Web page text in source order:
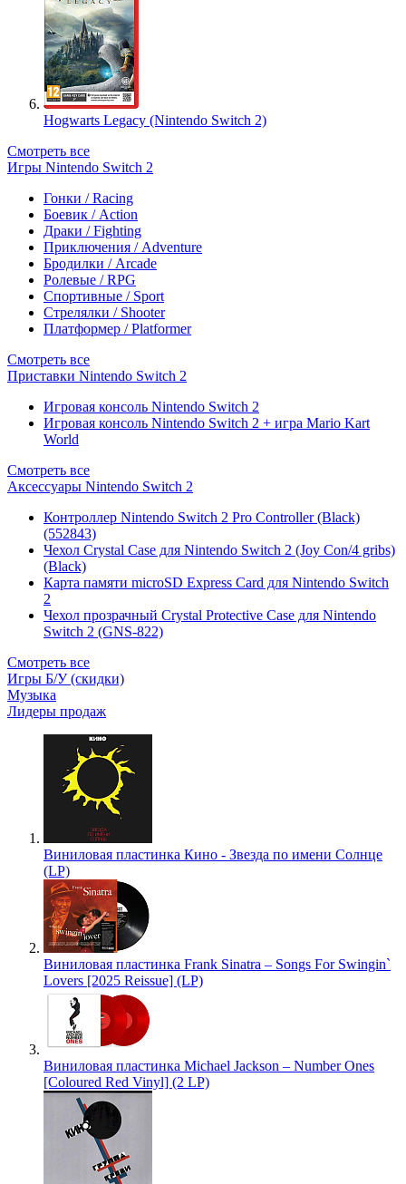
Hogwarts Legacy (Nintendo Switch 2)
Смотреть все
Игры Nintendo Switch 2
Гонки / Racing
Боевик / Action
Драки / Fighting
Приключения / Adventure
Бродилки / Arcade
Ролевые / RPG
Спортивные / Sport
Стрелялки / Shooter
Платформер / Platformer
Смотреть все
Приставки Nintendo Switch 2
Игровая консоль Nintendo Switch 2
Игровая консоль Nintendo Switch 2 + игра Mario Kart
World
Смотреть все
Аксессуары Nintendo Switch 2
Контроллер Nintendo Switch 2 Pro Controller (Black)
(552843)
Чехол Сrystal Сase для Nintendo Switch 2 (Joy Con/4 gribs)
(Black)
Карта памяти microSD Express Card для Nintendo Switch
2
Чехол прозрачный Crystal Protective Case для Nintendo
Switch 2 (GNS-822)
Смотреть все
Игры Б/У (скидки)
Музыка
Лидеры продаж
Виниловая пластинка Кино - Звезда по имени Солнце
(LP)
Виниловая пластинка Frank Sinatra – Songs For Swingin`
Lovers [2025 Reissue] (LP)
Виниловая пластинка Michael Jackson – Number Ones
[Coloured Red Vinyl] (2 LP)